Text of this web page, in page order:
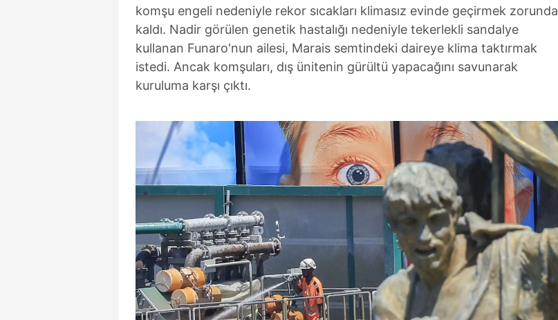
komşu engeli nedeniyle rekor sıcakları klimasız evinde geçirmek zorunda
kaldı. Nadir görülen genetik hastalığı nedeniyle tekerlekli sandalye
kullanan Funaro'nun ailesi, Marais semtindeki daireye klima taktırmak
istedi. Ancak komşuları, dış ünitenin gürültü yapacağını savunarak
kuruluma karşı çıktı.